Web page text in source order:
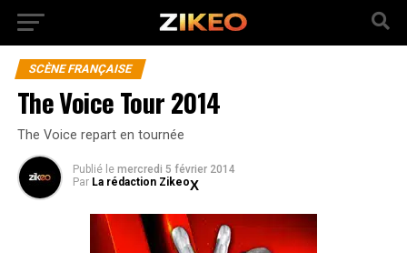
SCÈNE FRANÇAISE
The Voice Tour 2014
The Voice repart en tournée
Publié le mercredi 5 février 2014
Par La rédaction Zikeo